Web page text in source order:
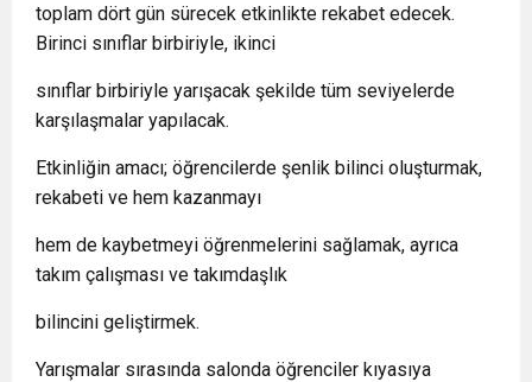
toplam dört gün sürecek etkinlikte rekabet edecek.
Birinci sınıflar birbiriyle, ikinci
sınıflar birbiriyle yarışacak şekilde tüm seviyelerde
karşılaşmalar yapılacak.
Etkinliğin amacı; öğrencilerde şenlik bilinci oluşturmak,
rekabeti ve hem kazanmayı
hem de kaybetmeyi öğrenmelerini sağlamak, ayrıca
takım çalışması ve takımdaşlık
bilincini geliştirmek.
Yarışmalar sırasında salonda öğrenciler kıyasıya